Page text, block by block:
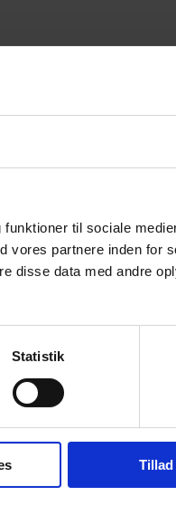
til sociale
vores partnere inden for
disse data med andre
Statistik